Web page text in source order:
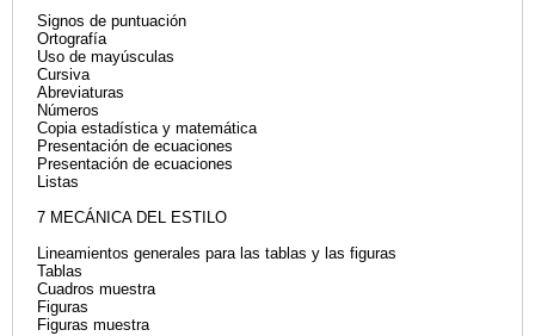
Signos de puntuación
Ortografía
Uso de mayúsculas
Cursiva
Abreviaturas
Números
Copia estadística y matemática
Presentación de ecuaciones
Presentación de ecuaciones
Listas
7 MECÁNICA DEL ESTILO
Lineamientos generales para las tablas y las figuras
Tablas
Cuadros muestra
Figuras
Figuras muestra